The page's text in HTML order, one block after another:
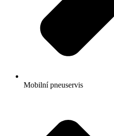
Mobilní pneuservis